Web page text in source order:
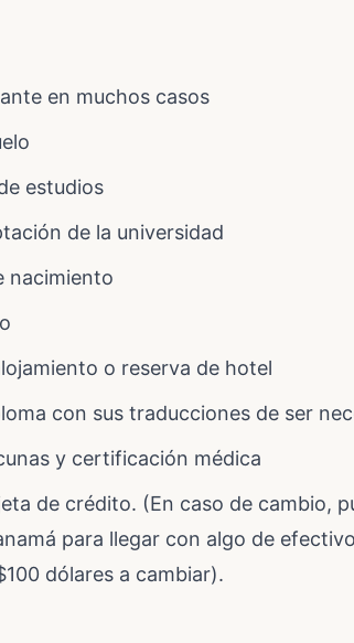
en muchos casos
estudios
de la universidad
nacimiento
o reserva de hotel
con sus traducciones de ser
y certificación médica
de crédito. (En caso de cambio,
para llegar con algo de
dólares a cambiar).